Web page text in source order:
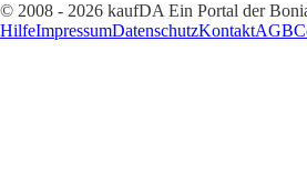
© 2008 - 2026 kaufDA Ein Portal der
HilfeImpressumDatenschutzKontaktAGB